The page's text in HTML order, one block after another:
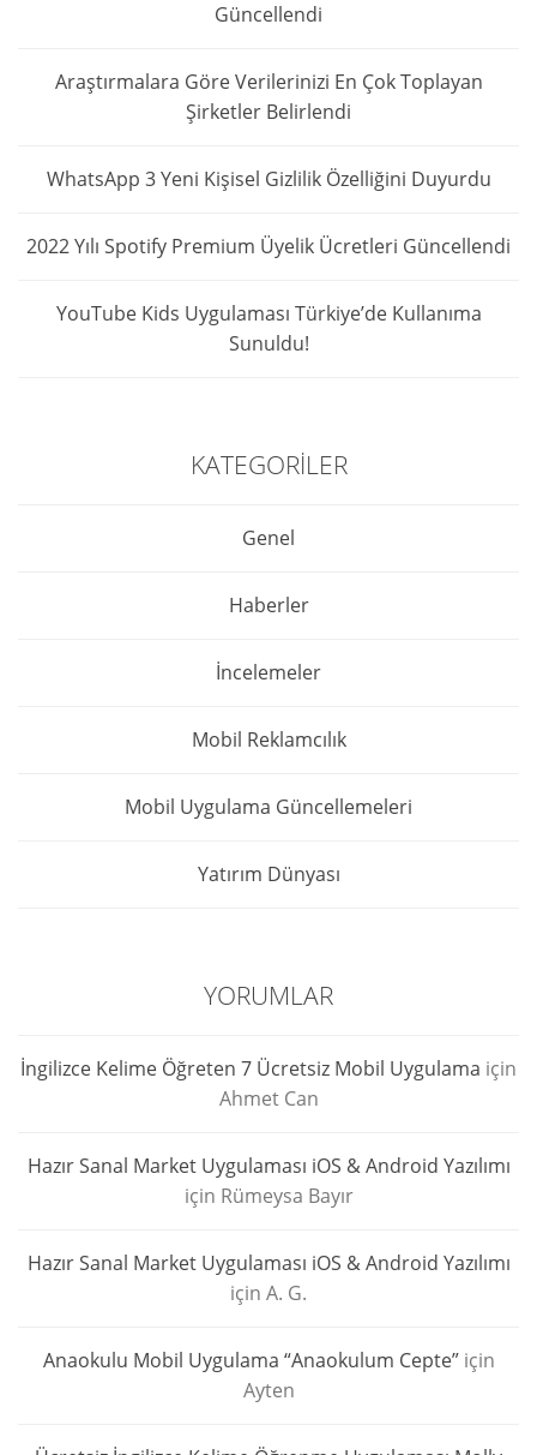
Güncellendi
Araştırmalara Göre Verilerinizi En Çok Toplayan
Şirketler Belirlendi
WhatsApp 3 Yeni Kişisel Gizlilik Özelliğini Duyurdu
2022 Yılı Spotify Premium Üyelik Ücretleri Güncellendi
YouTube Kids Uygulaması Türkiye’de Kullanıma
Sunuldu!
KATEGORILER
Genel
Haberler
İncelemeler
Mobil Reklamcılık
Mobil Uygulama Güncellemeleri
Yatırım Dünyası
YORUMLAR
İngilizce Kelime Öğreten 7 Ücretsiz Mobil Uygulama için
Ahmet Can
Hazır Sanal Market Uygulaması iOS & Android Yazılımı
için Rümeysa Bayır
Hazır Sanal Market Uygulaması iOS & Android Yazılımı
için A. G.
Anaokulu Mobil Uygulama “Anaokulum Cepte”için
Ayten